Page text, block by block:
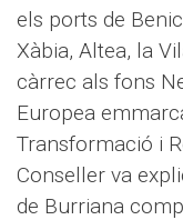
els ports de
Xàbia, Altea, la
càrrec als fons
Europea
Transformació i
Conseller va
de Burriana